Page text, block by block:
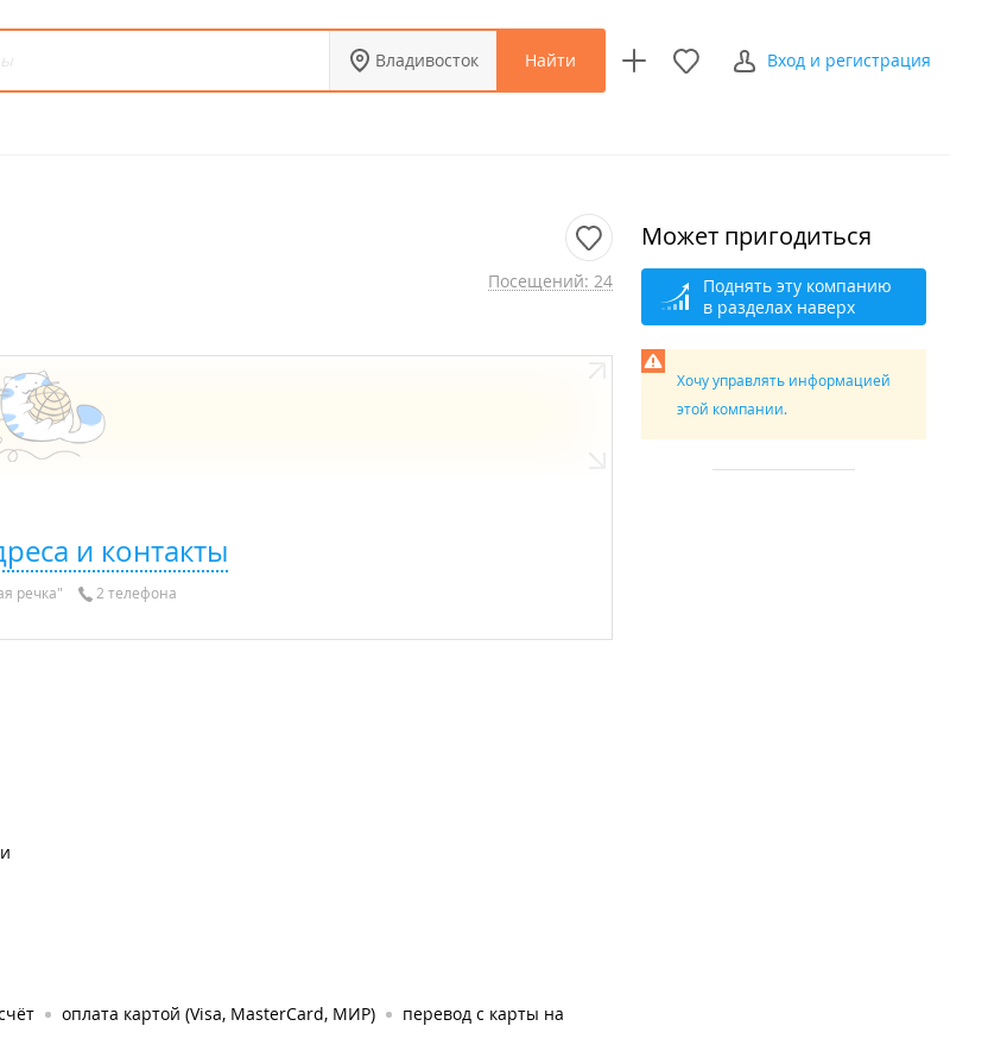
Владивосток Найти Вход и регистрация
Посещений: 24
и контакты
речка" 2 телефона
оплата картой (Visa, MasterCard, МИР)
перевод с карты на
Может пригодиться
Поднять эту компанию
в разделах наверх
Хочу управлять информацией
этой компании.